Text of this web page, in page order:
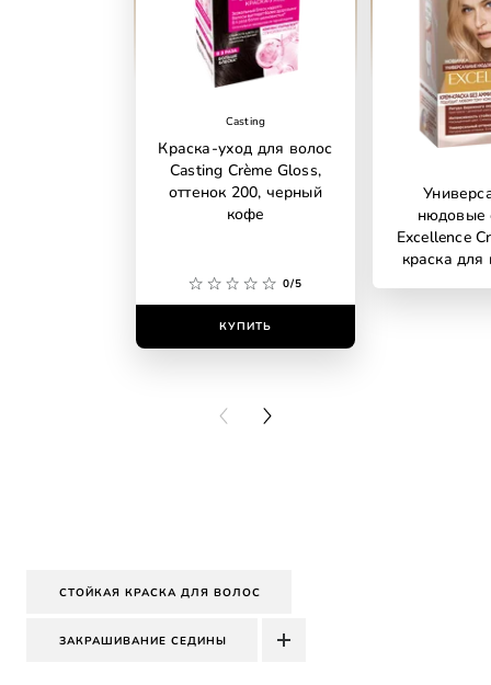
Casting
Краска-уход для волос
Casting Crème Gloss,
оттенок 200, черный
кофе
0/5
КУПИТЬ
нюдовые
Excellence
краска для
PREVIOUS CARD
NEXT CARD
СТОЙКАЯ КРАСКА ДЛЯ ВОЛОС
ЗАКРАШИВАНИЕ СЕДИНЫ